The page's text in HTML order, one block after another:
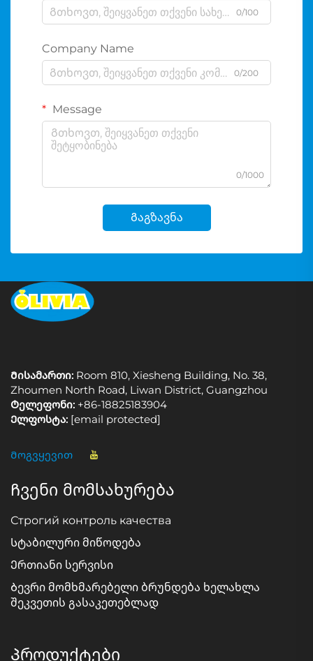
0/100
Company Name
0/200
Message
0/1000
Გაგზავნა
Მისამართი: Room 810, Xiesheng Building, No. 38,
Zhoumen North Road, Liwan District, Guangzhou
Ტელეფონი: +86-18825183904
Ელფოსტა: [email protected]
Მოგვყევით
Ჩვენი მომსახურება
Строгий контроль качества
Სტაბილური მიწოდება
Ერთიანი სერვისი
Ბევრი მომხმარებელი ბრუნდება ხელახლა
შეკვეთის გასაკეთებლად
Პროდუქტები